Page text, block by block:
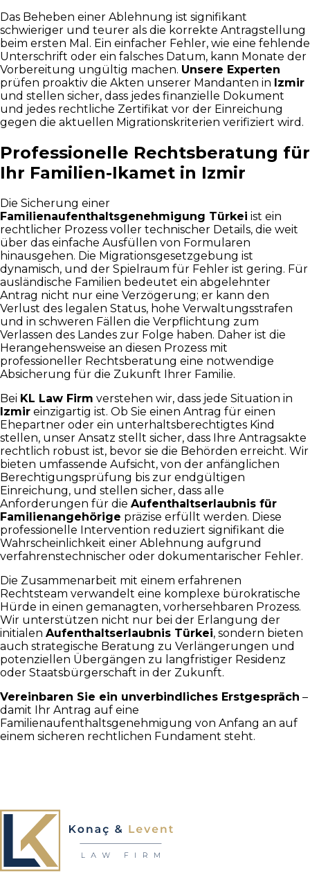
Das Beheben einer Ablehnung ist signifikant
schwieriger und teurer als die korrekte Antragstellung
beim ersten Mal. Ein einfacher Fehler, wie eine fehlende
Unterschrift oder ein falsches Datum, kann Monate der
Vorbereitung ungültig machen. Unsere Experten
prüfen proaktiv die Akten unserer Mandanten in Izmir
und stellen sicher, dass jedes finanzielle Dokument
und jedes rechtliche Zertifikat vor der Einreichung
gegen die aktuellen Migrationskriterien verifiziert wird.
Professionelle Rechtsberatung für
Ihr Familien-Ikamet in Izmir
Die Sicherung einer
Familienaufenthaltsgenehmigung Türkei ist ein
rechtlicher Prozess voller technischer Details, die weit
über das einfache Ausfüllen von Formularen
hinausgehen. Die Migrationsgesetzgebung ist
dynamisch, und der Spielraum für Fehler ist gering. Für
ausländische Familien bedeutet ein abgelehnter
Antrag nicht nur eine Verzögerung; er kann den
Verlust des legalen Status, hohe Verwaltungsstrafen
und in schweren Fällen die Verpflichtung zum
Verlassen des Landes zur Folge haben. Daher ist die
Herangehensweise an diesen Prozess mit
professioneller Rechtsberatung eine notwendige
Absicherung für die Zukunft Ihrer Familie.
Bei KL Law Firm verstehen wir, dass jede Situation in
Izmir einzigartig ist. Ob Sie einen Antrag für einen
Ehepartner oder ein unterhaltsberechtigtes Kind
stellen, unser Ansatz stellt sicher, dass Ihre Antragsakte
rechtlich robust ist, bevor sie die Behörden erreicht. Wir
bieten umfassende Aufsicht, von der anfänglichen
Berechtigungsprüfung bis zur endgültigen
Einreichung, und stellen sicher, dass alle
Anforderungen für die Aufenthaltserlaubnis für
Familienangehörige präzise erfüllt werden. Diese
professionelle Intervention reduziert signifikant die
Wahrscheinlichkeit einer Ablehnung aufgrund
verfahrenstechnischer oder dokumentarischer Fehler.
Die Zusammenarbeit mit einem erfahrenen
Rechtsteam verwandelt eine komplexe bürokratische
Hürde in einen gemanagten, vorhersehbaren Prozess.
Wir unterstützen nicht nur bei der Erlangung der
initialen Aufenthaltserlaubnis Türkei, sondern bieten
auch strategische Beratung zu Verlängerungen und
potenziellen Übergängen zu langfristiger Residenz
oder Staatsbürgerschaft in der Zukunft.
Vereinbaren Sie ein unverbindliches Erstgespräch –
damit Ihr Antrag auf eine
Familienaufenthaltsgenehmigung von Anfang an auf
einem sicheren rechtlichen Fundament steht.